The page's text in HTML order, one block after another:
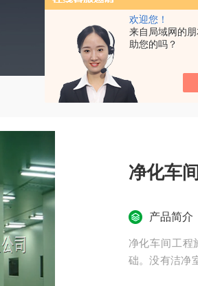
欢迎您！
来自局域网的
助您的吗？
净化车
产品简介
净化车间工程
础。没有洁净